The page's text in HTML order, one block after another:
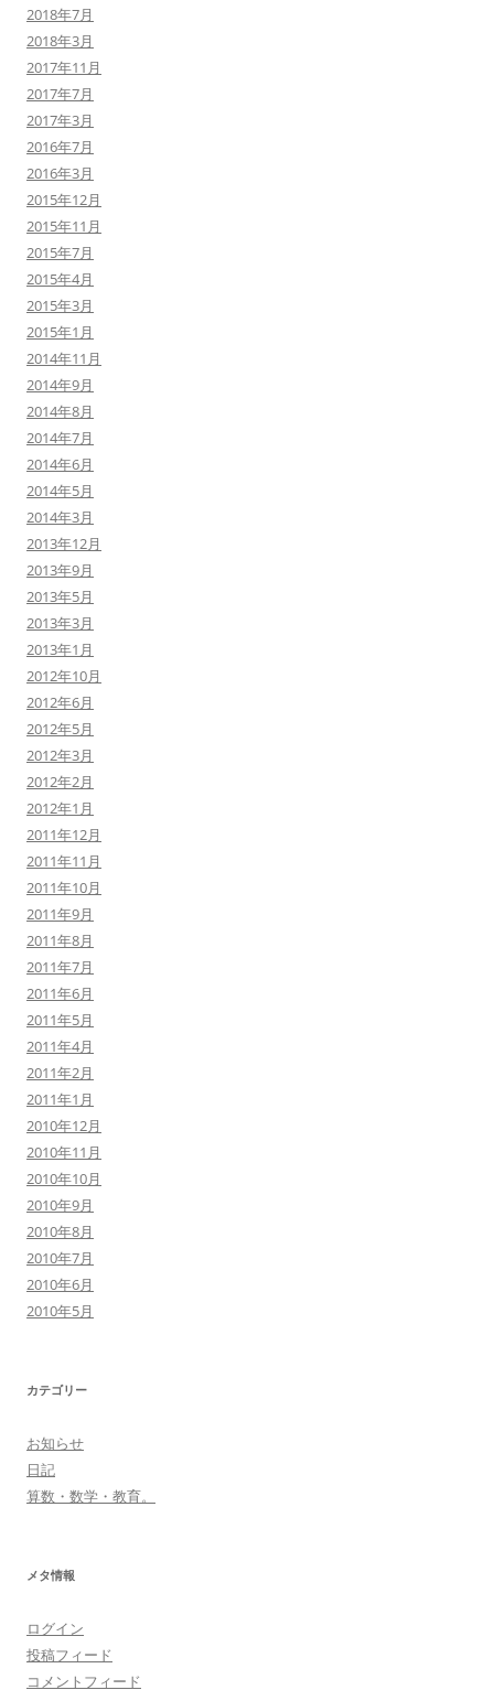
2018年7月
2018年3月
2017年11月
2017年7月
2017年3月
2016年7月
2016年3月
2015年12月
2015年11月
2015年7月
2015年4月
2015年3月
2015年1月
2014年11月
2014年9月
2014年8月
2014年7月
2014年6月
2014年5月
2014年3月
2013年12月
2013年9月
2013年5月
2013年3月
2013年1月
2012年10月
2012年6月
2012年5月
2012年3月
2012年2月
2012年1月
2011年12月
2011年11月
2011年10月
2011年9月
2011年8月
2011年7月
2011年6月
2011年5月
2011年4月
2011年2月
2011年1月
2010年12月
2010年11月
2010年10月
2010年9月
2010年8月
2010年7月
2010年6月
2010年5月
カテゴリー
お知らせ
日記
算数・数学・教育。
メタ情報
ログイン
投稿フィード
コメントフィード